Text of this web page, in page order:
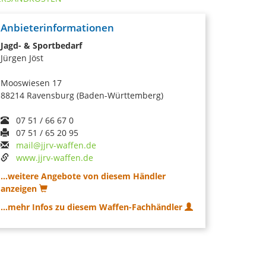
Anbieterinformationen
Jagd- & Sportbedarf
Jürgen Jöst
Mooswiesen 17
88214 Ravensburg (Baden-Württemberg)
07 51 / 66 67 0
07 51 / 65 20 95
mail@jjrv-waffen.de
www.jjrv-waffen.de
...weitere Angebote von diesem Händler
anzeigen
...mehr Infos zu diesem Waffen-Fachhändler